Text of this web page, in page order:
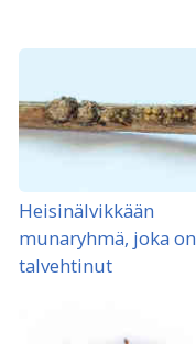
Heisinälvikkään
munaryhmä, joka on
talvehtinut